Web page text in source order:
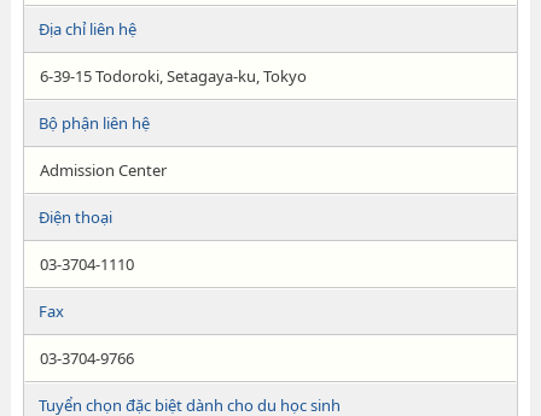
Địa chỉ liên hệ
6-39-15 Todoroki, Setagaya-ku, Tokyo
Bộ phận liên hệ
Admission Center
Điện thoại
03-3704-1110
Fax
03-3704-9766
Tuyển chọn đặc biệt dành cho du học sinh